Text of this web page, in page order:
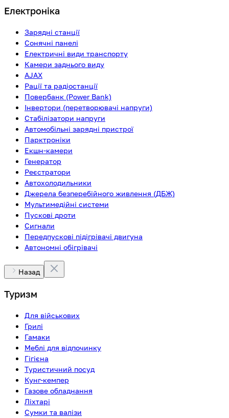
Електроніка
Зарядні станції
Сонячні панелі
Електричні види транспорту
Камери заднього виду
AJAX
Рації та радіостанції
Повербанк (Power Bank)
Інвертори (перетворювачі напруги)
Стабілізатори напруги
Автомобільні зарядні пристрої
Парктроніки
Екшн-камери
Генератор
Реєстратори
Автохолодильники
Джерела безперебійного живлення (ДБЖ)
Мультимедійні системи
Пускові дроти
Сигнали
Передпускові підігрівачі двигуна
Автономні обігрівачі
Назад
Туризм
Для військових
Грилі
Гамаки
Меблі для відпочинку
Гігієна
Туристичний посуд
Кунг-кемпер
Газове обладнання
Ліхтарі
Сумки та валізи